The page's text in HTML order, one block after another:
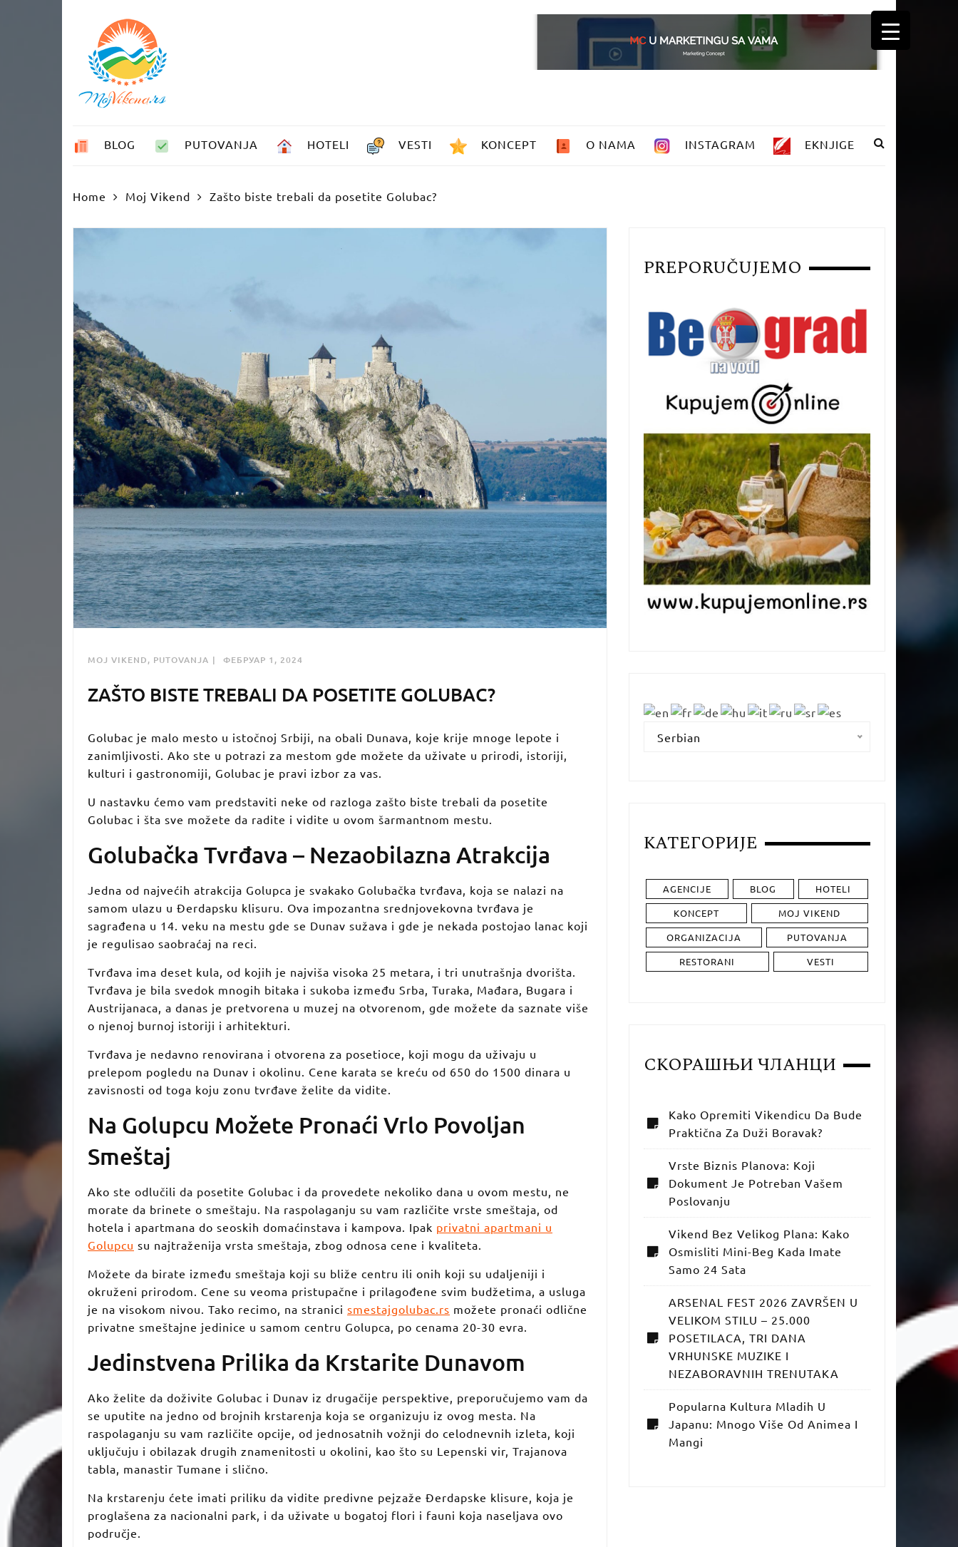
BLOG PUTOVANJA HOTELI VESTI KONCEPT O NAMA INSTAGRAM EKNJIGE
Home Moj Vikend Zašto biste trebali da posetite Golubac?
MOJ VIKEND, PUTOVANJA ФЕБРУАР 1, 2024
ZAŠTO BISTE TREBALI DA POSETITE GOLUBAC?
Golubac je malo mesto u istočnoj Srbiji, na obali Dunava, koje krije mnoge lepote i
zanimljivosti. Ako ste u potrazi za mestom gde možete da uživate u prirodi, istoriji,
kulturi i gastronomiji, Golubac je pravi izbor za vas.
U nastavku ćemo vam predstaviti neke od razloga zašto biste trebali da posetite
Golubac i šta sve možete da radite i vidite u ovom šarmantnom mestu.
Golubačka Tvrđava – Nezaobilazna Atrakcija
Jedna od najvećih atrakcija Golupca je svakako Golubačka tvrđava, koja se nalazi na
samom ulazu u Đerdapsku klisuru. Ova impozantna srednjovekovna tvrđava je
sagrađena u 14. veku na mestu gde se Dunav sužava i gde je nekada postojao lanac koji
je regulisao saobraćaj na reci.
Tvrđava ima deset kula, od kojih je najviša visoka 25 metara, i tri unutrašnja dvorišta.
Tvrđava je bila svedok mnogih bitaka i sukoba između Srba, Turaka, Mađara, Bugara i
Austrijanaca, a danas je pretvorena u muzej na otvorenom, gde možete da saznate više
o njenoj burnoj istoriji i arhitekturi.
Tvrđava je nedavno renovirana i otvorena za posetioce, koji mogu da uživaju u
prelepom pogledu na Dunav i okolinu. Cene karata se kreću od 650 do 1500 dinara u
zavisnosti od toga koju zonu tvrđave želite da vidite.
Na Golupcu Možete Pronaći Vrlo Povoljan
Smeštaj
Ako ste odlučili da posetite Golubac i da provedete nekoliko dana u ovom mestu, ne
morate da brinete o smeštaju. Na raspolaganju su vam različite vrste smeštaja, od
hotela i apartmana do seoskih domaćinstava i kampova. Ipak privatni apartmani u
Golupcu su najtraženija vrsta smeštaja, zbog odnosa cene i kvaliteta.
Možete da birate između smeštaja koji su bliže centru ili onih koji su udaljeniji i
okruženi prirodom. Cene su veoma pristupačne i prilagođene svim budžetima, a usluga
je na visokom nivou. Tako recimo, na stranici smestajgolubac.rs možete pronaći odlične
privatne smeštajne jedinice u samom centru Golupca, po cenama 20-30 evra.
Jedinstvena Prilika da Krstarite Dunavom
Ako želite da doživite Golubac i Dunav iz drugačije perspektive, preporučujemo vam da
se uputite na jedno od brojnih krstarenja koja se organizuju iz ovog mesta. Na
raspolaganju su vam različite opcije, od jednosatnih vožnji do celodnevnih izleta, koji
uključuju i obilazak drugih znamenitosti u okolini, kao što su Lepenski vir, Trajanova
tabla, manastir Tumane i slično.
Na krstarenju ćete imati priliku da vidite predivne pejzaže Đerdapske klisure, koja je
proglašena za nacionalni park, i da uživate u bogatoj flori i fauni koja naseljava ovo
područje.
PREPORUČUJEMO
Serbian
КАТЕГОРИЈЕ
AGENCIJE BLOG
HOTELI
KONCEPT
MOJ VIKEND
ORGANIZACIJA
PUTOVANJA
RESTORANI
VESTI
СКОРАШЊИ ЧЛАНЦИ
Kako Opremiti Vikendicu Da Bude
Praktična Za Duži Boravak?
Vrste Biznis Planova: Koji
Dokument Je Potreban Vašem
Poslovanju
Vikend Bez Velikog Plana: Kako
Osmisliti Mini-Beg Kada Imate
Samo 24 Sata
ARSENAL FEST 2026 ZAVRŠEN U
VELIKOM STILU – 25.000
POSETILACA, TRI DANA
VRHUNSKE MUZIKE I
NEZABORAVNIH TRENUTAKA
Popularna Kultura Mladih U
Japanu: Mnogo Više Od Animea I
Mangi